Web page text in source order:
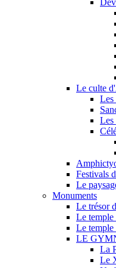
Le culte
Les
Les
Festivals
Le
Monuments
Le trésor
Le
Le temple
LE
La
Le